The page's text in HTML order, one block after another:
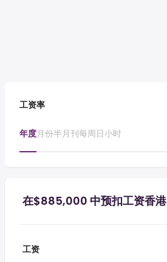
工资率
年度月份半月刊每周日小时
在$885,000 中预扣工资香港
工资